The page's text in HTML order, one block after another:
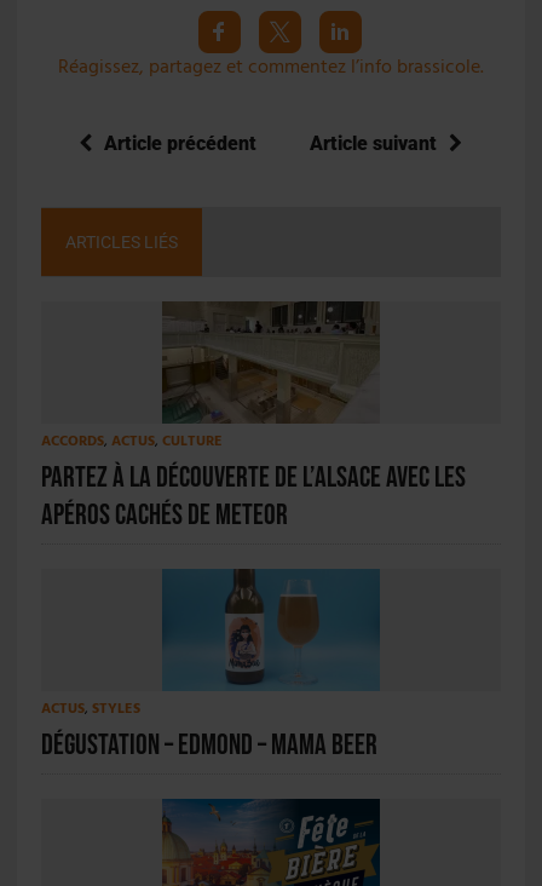
Réagissez, partagez et commentez l’info brassicole.
Article précédent Article suivant
ARTICLES LIÉS
ACCORDS, ACTUS, CULTURE
Partez à la découverte de l’Alsace avec Les
Apéros cachés de Meteor
ACTUS, STYLES
Dégustation – Edmond – Mama Beer